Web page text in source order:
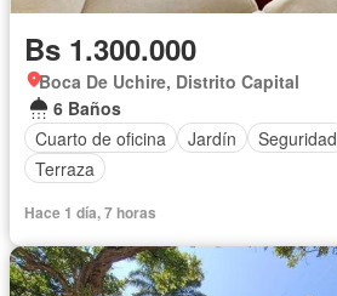
Bs 1.300.000
Boca De Uchire, Distrito Capital
6 Baños
Cuarto de oficina
Jardín Seguridad
Terraza
Hace 1 día, 7 horas